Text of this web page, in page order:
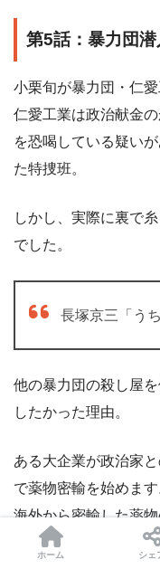
第5話：暴力団
小栗旬が暴力団・仁愛
仁愛工業は政治献金
を恐喝している疑い
た特捜班。
しかし、実際に裏で
でした。
長塚京三「う
他の暴力団の殺し屋
したかった理由。
ある大企業が政治家
で薬物密輸を始めます
海外から密輸した薬
愛工業でした。
ホーム シェ